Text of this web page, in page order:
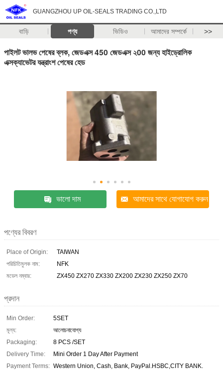
GUANGZHOU UP OIL-SEALS TRADING CO.,LTD
বাড়ি পণ্য ভিডিও আমাদের সম্পর্কে >>
পাইলট ভালভ পেষের ব্লক, জেডএক্স 450 জেডএক্স ২00 জন্য হাইড্রোলিক
এক্সক্যাভেটর যন্ত্রাংশ পেষের হেড
ভালো দাম আমাদের সাথে যোগাযোগ করুন
পণ্যের বিবরণ
Place of Origin:
TAIWAN
পরিচিতিমুলক নাম:
NFK
মডেল নম্বার:
ZX450 ZX270 ZX330 ZX200 ZX230 ZX250 ZX70
প্রদান
Min Order:
5SET
মূল্য:
আলোচনাযোগ্য
Packaging:
8 PCS /SET
Delivery Time:
Mini Order 1 Day After Payment
Payment Terms: Western Union, Cash, Bank, PayPal.HSBC,CITY BANK.